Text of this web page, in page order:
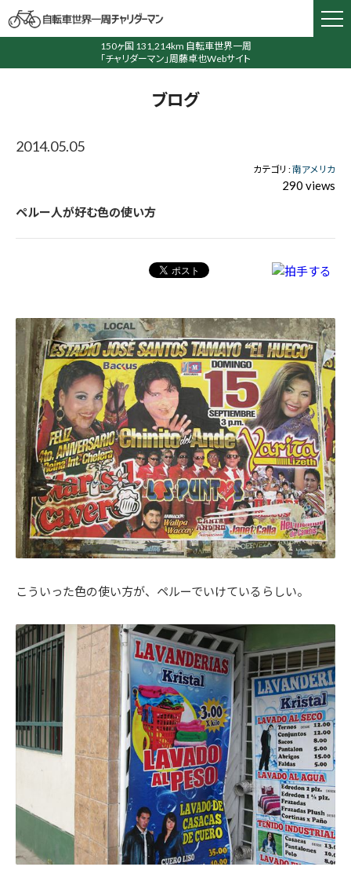
150ヶ国 131,214km 自転車世界一周
「チャリダーマン」周藤卓也Webサイト
ブログ
2014.05.05
カテゴリ :南アメリカ
290 views
ペルー人が好む色の使い方
こういった色の使い方が、ペルーでいけているらしい。